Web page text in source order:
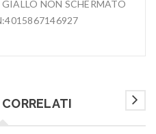
NON SCHERMATO